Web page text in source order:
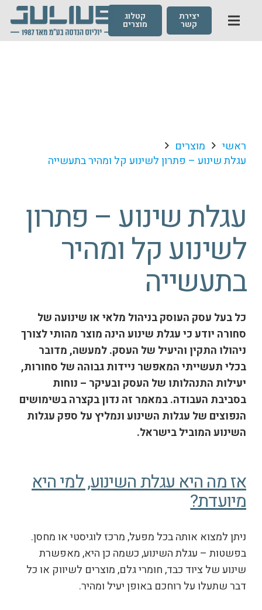
יצירת
קשר
קטלוג
מוצרים
ראשי
מוצרים
עגלת שינוע – פתרון לשינוע קל ומהיר בתעשייה
עגלת שינוע – פתרון
לשינוע קל ומהיר
בתעשייה
כל בעל עסק העוסק בניהול מלאי או שינועה של
סחורה יודע כי עגלת שינוע הינה מוצר מהותי לצורך
ניהולו התקין והיעיל של העסק. למעשה, מדובר
בכלי תעשייתי המאפשר ניידות גבוהה של סחורות,
יעילות התנהלותו של העסק ובעיקר – נוחות
בסביבת העבודה. במאמר זה נדון בקצרה בשימושים
הנפוצים של עגלות השינוע ונמליץ על ספק עגלות
השינוע המוביל בישראל.
אז מה היא עגלת השינוע, למי היא
מיועדת?
ניתן למצוא אותה בכל מפעל, מרכז לוגיסטי או מחסן.
בפשטות – עגלת השינוע, כשמה כן היא, מאפשרת
שינוע של ציוד כבד, חומרי גלם, מוצרים לשיווק או כל
דבר שתעלו על רוחכם באופן יעיל ומהיר.